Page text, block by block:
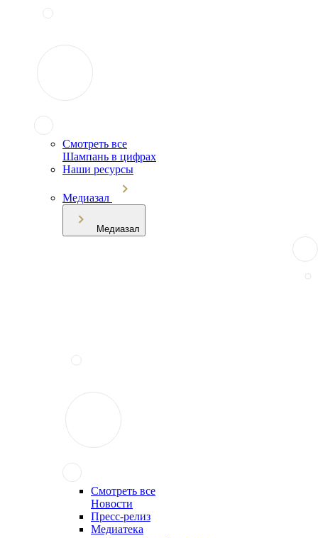
Смотреть все
Шампань в цифрах
Наши ресурсы
Медиазал
Медиазал
Смотреть все
Новости
Пресс-релиз
Медиатека